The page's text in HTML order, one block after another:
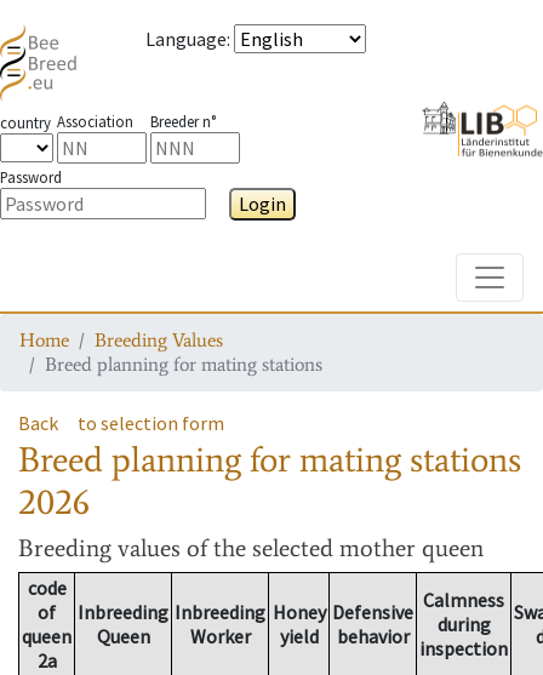
Language:
country Association Breeder n°
Password
Login
Home
Breeding Values
Breed planning for mating stations
Back to selection form
Breed planning for mating stations
2026
Breeding values of the selected mother queen
code
of
queen
2a
Inbreeding
Queen
Inbreeding
Worker
Honey
yield
Defensive
behavior
Calmness
during
inspection